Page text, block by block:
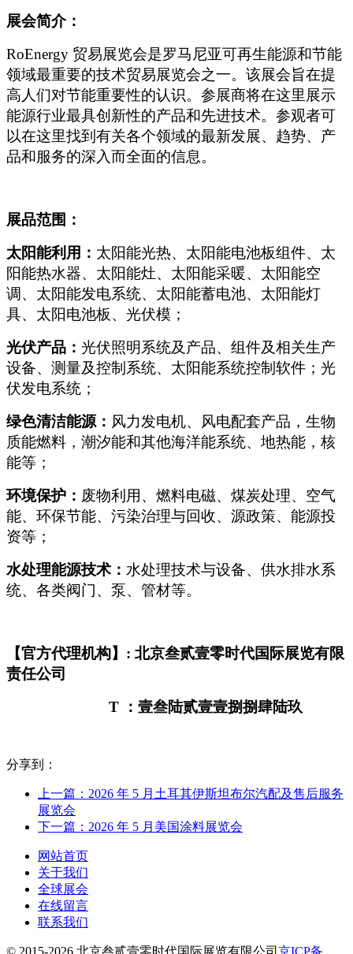
展会简介：
RoEnergy 贸易展览会是罗马尼亚可再生能源和节能
领域最重要的技术贸易展览会之一。该展会旨在提
高人们对节能重要性的认识。参展商将在这里展示
能源行业最具创新性的产品和先进技术。参观者可
以在这里找到有关各个领域的最新发展、趋势、产
品和服务的深入而全面的信息。
展品范围：
太阳能利用： 太阳能光热、太阳能电池板组件、太
阳能热水器、太阳能灶、太阳能采暖、太阳能空
调、太阳能发电系统、太阳能蓄电池、太阳能灯
具、太阳电池板、光伏模；
光伏产品： 光伏照明系统及产品、组件及相关生产
设备、测量及控制系统、太阳能系统控制软件；光
伏发电系统；
绿色清洁能源： 风力发电机、风电配套产品，生物
质能燃料，潮汐能和其他海洋能系统、地热能，核
能等；
环境保护： 废物利用、燃料电磁、煤炭处理、空气
能、环保节能、污染治理与回收、源政策、能源投
资等；
水处理能源技术： 水处理技术与设备、供水排水系
统、各类阀门、泵、管材等。
【官方代理机构】 : 北京叁贰壹零时代国际展览有限
责任公司
T ：壹叁陆贰壹壹捌捌肆陆玖
分享到：
上一篇：2026 年 5 月土耳其伊斯坦布尔汽配及售后服务
展览会
下一篇：2026 年 5 月美国涂料展览会
网站首页
关于我们
全球展会
在线留言
联系我们